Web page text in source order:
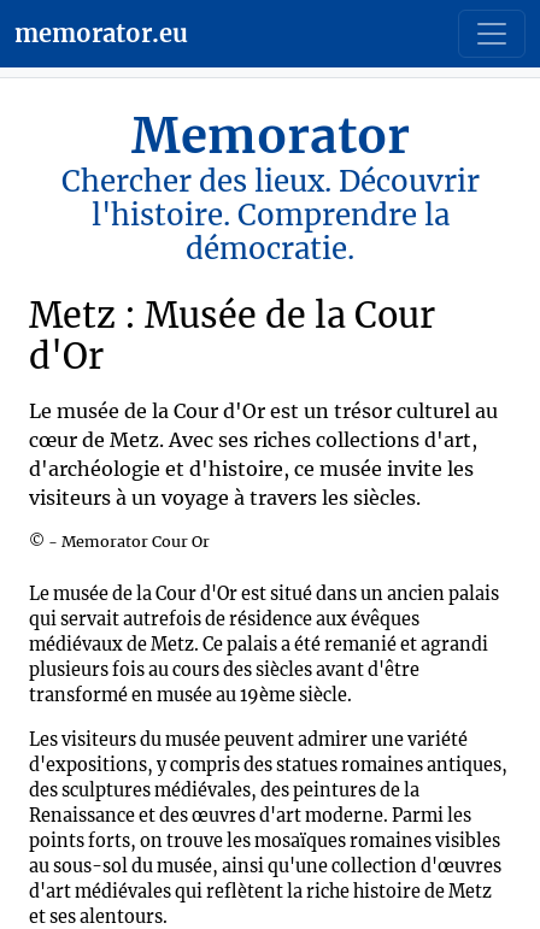
memorator.eu
Memorator
Chercher des lieux. Découvrir
l'histoire. Comprendre la
démocratie.
Metz : Musée de la Cour
d'Or
Le musée de la Cour d'Or est un trésor culturel au
cœur de Metz. Avec ses riches collections d'art,
d'archéologie et d'histoire, ce musée invite les
visiteurs à un voyage à travers les siècles.
© - Memorator Cour Or
Le musée de la Cour d'Or est situé dans un ancien palais
qui servait autrefois de résidence aux évêques
médiévaux de Metz. Ce palais a été remanié et agrandi
plusieurs fois au cours des siècles avant d'être
transformé en musée au 19ème siècle.
Les visiteurs du musée peuvent admirer une variété
d'expositions, y compris des statues romaines antiques,
des sculptures médiévales, des peintures de la
Renaissance et des œuvres d'art moderne. Parmi les
points forts, on trouve les mosaïques romaines visibles
au sous-sol du musée, ainsi qu'une collection d'œuvres
d'art médiévales qui reflètent la riche histoire de Metz
et ses alentours.